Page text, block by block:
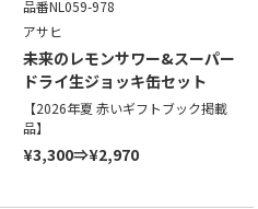
品番NL059-978
アサヒ
未来のレモンサワー&スーパー
ドライ生ジョッキ缶セット
【2026年夏 赤いギフトブック掲載
品】
¥3,300⇒¥2,970